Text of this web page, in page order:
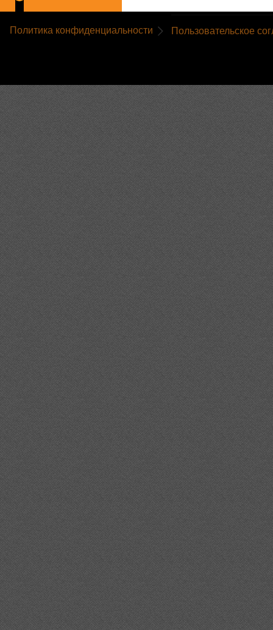
Политика конфиденциальности Пользовательское